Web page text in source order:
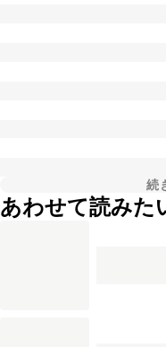
続
あわせて読みた